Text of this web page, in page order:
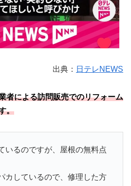
出典： 日テレNEWS
者による訪問販売でのリフォーム
。
いるのですが、屋根の無料点
カしているので、修理した方